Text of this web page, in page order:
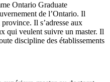
Ontario Graduate
de l’Ontario. Il
Il s’adresse aux
qui veulent suivre un master. Il
discipline des établissements